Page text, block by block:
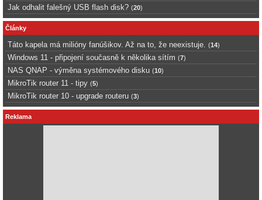
Jak odhalit falešný USB flash disk? (20)
Články
Táto kapela má milióny fanúšikov. Až na to, že neexistuje. (14)
Windows 11 - připojení současně k několika sítím (7)
NAS QNAP - výměna systémového disku (10)
MikroTik router 11 - tipy (5)
MikroTik router 10 - upgrade routeru (3)
Reklama